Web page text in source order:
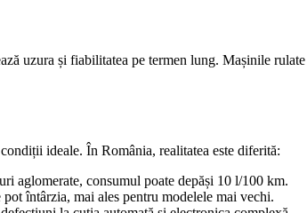
uzura și fiabilitatea pe termen lung. Mașinile
ideale. În România, realitatea este diferită:
aglomerate, consumul poate depăși 10 l/100 km.
întârzia, mai ales pentru modelele mai vechi.